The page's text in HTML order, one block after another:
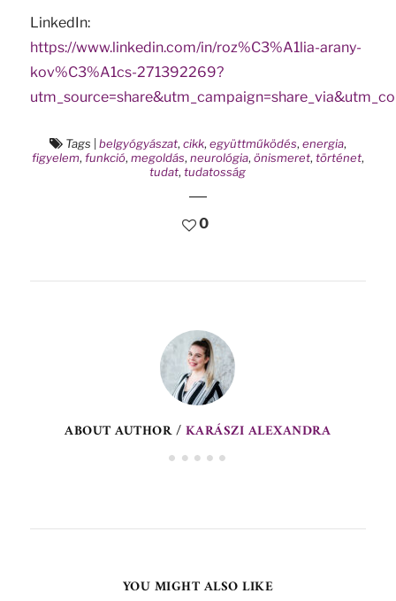
LinkedIn:
https://www.linkedin.com/in/roz%C3%A1lia-arany-
kov%C3%A1cs-271392269?
Tags belgyógyászat, cikk, együttműködés, energia,
figyelem, funkció, megoldás, neurológia, önismeret, történet,
tudat,tudatosság
0
ABOUT AUTHOR /KARÁSZI ALEXANDRA
YOU MIGHT ALSO LIKE